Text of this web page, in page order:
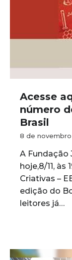
Acesse
número
Brasil
8 de novembro
A Fundação
hoje,8/11, às
Criativas –
edição do
leitores já…